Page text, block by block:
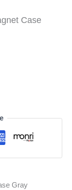
Case
Gray